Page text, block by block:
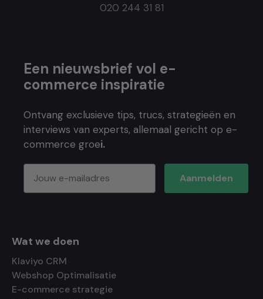
020 244 31 81
Een nieuwsbrief vol e-
commerce inspiratie
Ontvang exclusieve tips, trucs, strategieën en
interviews van experts, allemaal gericht op e-
commerce groei.
Aanmelden
Wat we doen
Klaviyo CRM
Webshop Optimalisatie
E-commerce strategie